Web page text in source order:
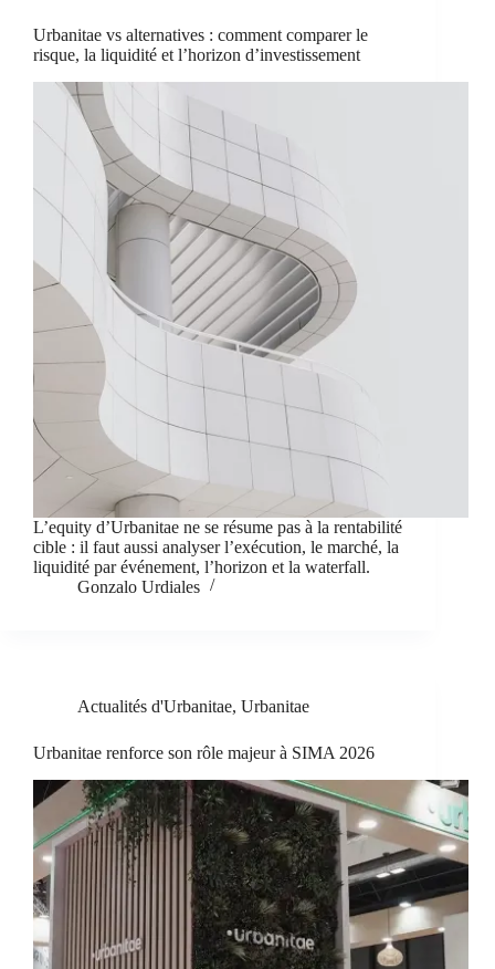
Urbanitae vs alternatives : comment comparer le
risque, la liquidité et l’horizon d’investissement
L’equity d’Urbanitae ne se résume pas à la rentabilité
cible : il faut aussi analyser l’exécution, le marché, la
liquidité par événement, l’horizon et la waterfall.
Gonzalo Urdiales
Actualités d'Urbanitae, Urbanitae
Urbanitae renforce son rôle majeur à SIMA 2026